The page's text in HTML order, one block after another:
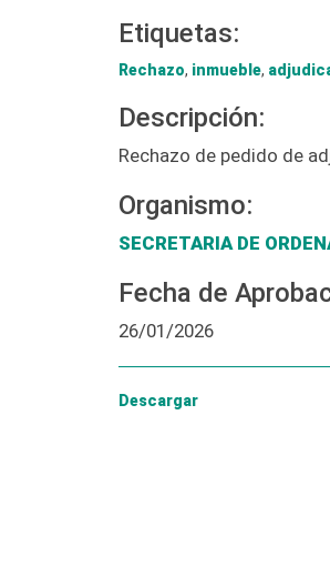
Etiquetas:
Rechazo, inmueble,
Descripción:
Rechazo de pedido de
Organismo:
SECRETARIA DE
Fecha de
26/01/2026
Descargar